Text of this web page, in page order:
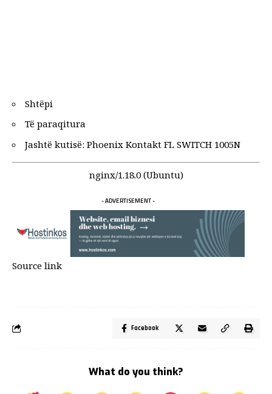
Shtëpi
Të paraqitura
Jashtë kutisë: Phoenix Kontakt FL SWITCH 1005N
nginx/1.18.0 (Ubuntu)
- ADVERTISEMENT -
Source link
Facebook
What do you think?